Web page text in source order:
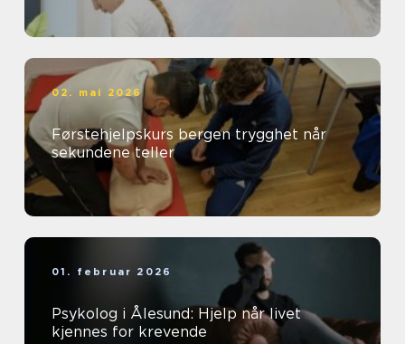
02. mai 2026
Førstehjelpskurs bergen trygghet når
sekundene teller
01. februar 2026
Psykolog i Ålesund: Hjelp når livet
kjennes for krevende